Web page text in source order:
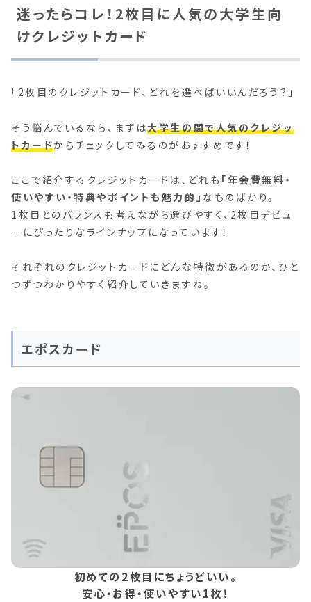
迷ったらコレ！2枚目に人気の大学生向
けクレジットカード
「2枚目のクレジットカード、どれを選べばいいんだろう？」
そう悩んでいるなら、まずは大学生の間で人気のクレジッ
トカードからチェックしてみるのがおすすめです！
ここで紹介するクレジットカードは、どれも 「年会費無料・
使いやすい・特典やポイントも魅力的」 なものばかり。
1枚目とのバランスも考えながら選びやすく、2枚目デビュ
ーにぴったりなラインナップになっています！
それぞれのクレジットカードにどんな特徴があるのか、ひと
つずつわかりやすく紹介していきますね。
エポスカード
初めての2枚目にちょうどいい。
安心・お得・使いやすい1枚！